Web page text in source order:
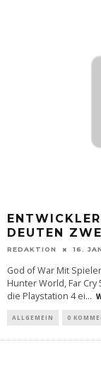
DEUTEN
REDAKTION 16.
God of War Mit
Hunter World, Far
die Playstation 4 ei...
ALLGEMEIN 0